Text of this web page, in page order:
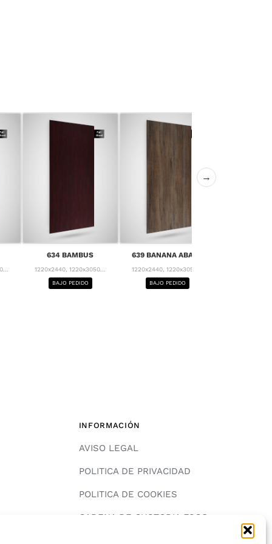
634 BAMBUS
1220x2440, 1220x3050...
BAJO PEDIDO
639 BANANA ABACA
1220x2440, 1220x3050...
BAJO PEDIDO
→
INFORMACIÓN
AVISO LEGAL
POLITICA DE PRIVACIDAD
POLITICA DE COOKIES
CADENA DE CUSTODIA FSC®